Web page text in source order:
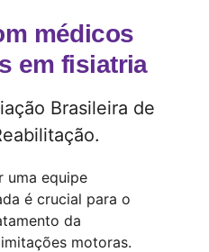
médicos
em fisiatria
Brasileira de
uma equipe
é crucial para o
da
motoras.